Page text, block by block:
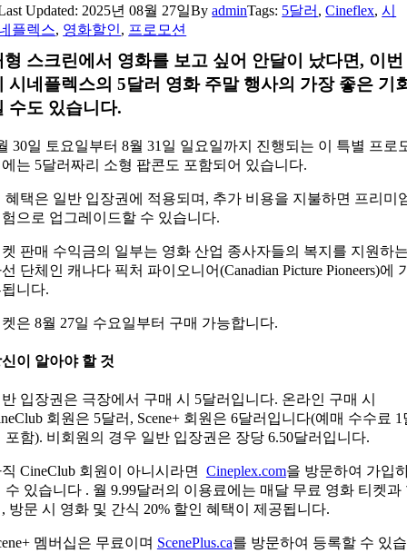
Updated: 2025년 08월 27일ByadminTags: 5달러 ,Cineflex,시
플렉스, 영화할인, 프로모션
형 스크린에서 영화를 보고 싶어 안달이 났다면, 이번
시네플렉스의 5달러 영화 주말 행사의 가장 좋은 기
수도 있습니다.
30일 토요일부터 8월 31일 일요일까지 진행되는 이 특별 프로
는 5달러짜리 소형 팝콘도 포함되어 있습니다.
혜택은 일반 입장권에 적용되며, 추가 비용을 지불하면 프리미
으로 업그레이드할 수 있습니다.
판매 수익금의 일부는 영화 산업 종사자들의 복지를 지원하
단체인 캐나다 픽처 파이오니어(Canadian Picture Pioneers)에
니다.
은 8월 27일 수요일부터 구매 가능합니다.
이 알아야 할 것
입장권은 극장에서 구매 시 5달러입니다. 온라인 구매 시
회원은 5달러, Scene+ 회원은 6달러입니다(예매 수수료 1
포함). 비회원의 경우 일반 입장권은 장당 6.50달러입니다.
CineClub 회원이 아니시라면 Cineplex.com을 방문하여 가입
수 있습니다 . 월 9.99달러의 이용료에는 매달 무료 영화 티켓과
방문 시 영화 및 간식 20% 할인 혜택이 제공됩니다.
멤버십은 무료이며 ScenePlus.ca를 방문하여 등록할 수 있습